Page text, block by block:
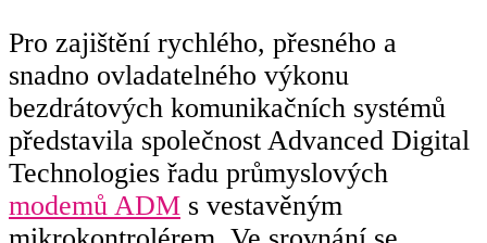
Pro zajištění rychlého, přesného a
snadno ovladatelného výkonu
bezdrátových komunikačních systémů
představila společnost Advanced Digital
Technologies řadu průmyslových
modemů ADM s vestavěným